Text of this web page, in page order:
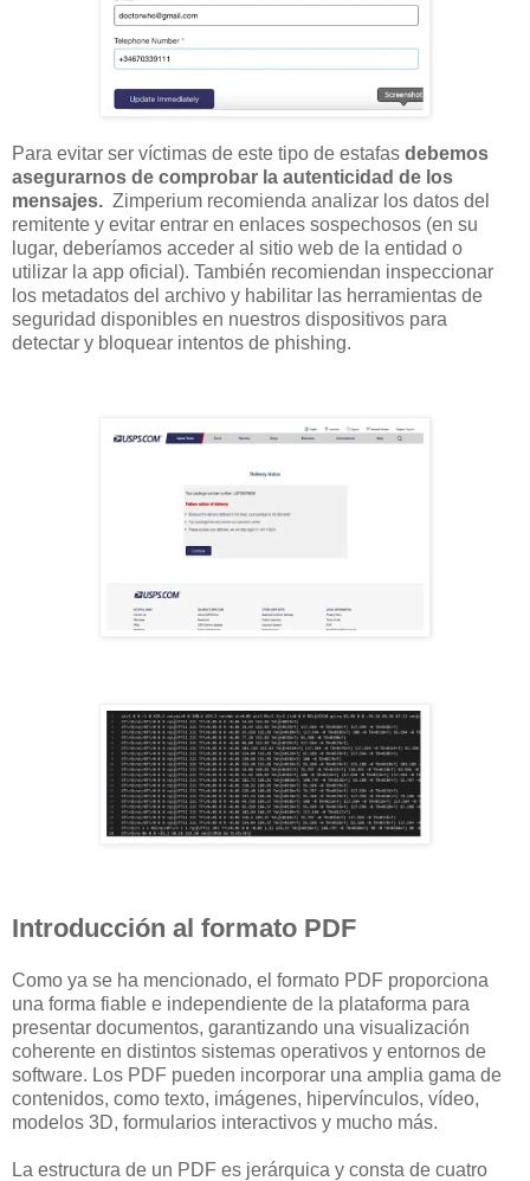
Para evitar ser víctimas de este tipo de estafas debemos
asegurarnos de comprobar la autenticidad de los
mensajes. Zimperium recomienda analizar los datos del
remitente y evitar entrar en enlaces sospechosos (en su
lugar, deberíamos acceder al sitio web de la entidad o
utilizar la app oficial). También recomiendan inspeccionar
los metadatos del archivo y habilitar las herramientas de
seguridad disponibles en nuestros dispositivos para
detectar y bloquear intentos de phishing.
Introducción al formato PDF
Como ya se ha mencionado, el formato PDF proporciona
una forma fiable e independiente de la plataforma para
presentar documentos, garantizando una visualización
coherente en distintos sistemas operativos y entornos de
software. Los PDF pueden incorporar una amplia gama de
contenidos, como texto, imágenes, hipervínculos, vídeo,
modelos 3D, formularios interactivos y mucho más.
La estructura de un PDF es jerárquica y consta de cuatro